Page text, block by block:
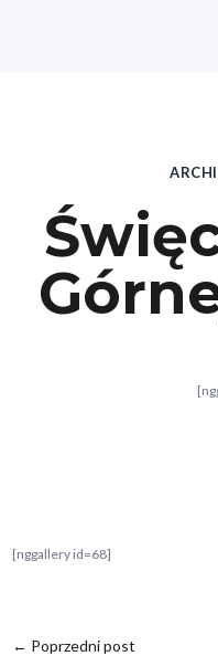
[nggallery id=68]
← Poprzedni post